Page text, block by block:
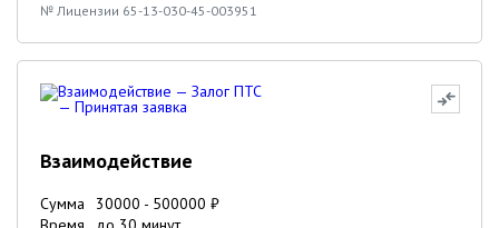
№ Лицензии 65-13-030-45-003951
Взаимодействие
Сумма 30000 - 500000 ₽